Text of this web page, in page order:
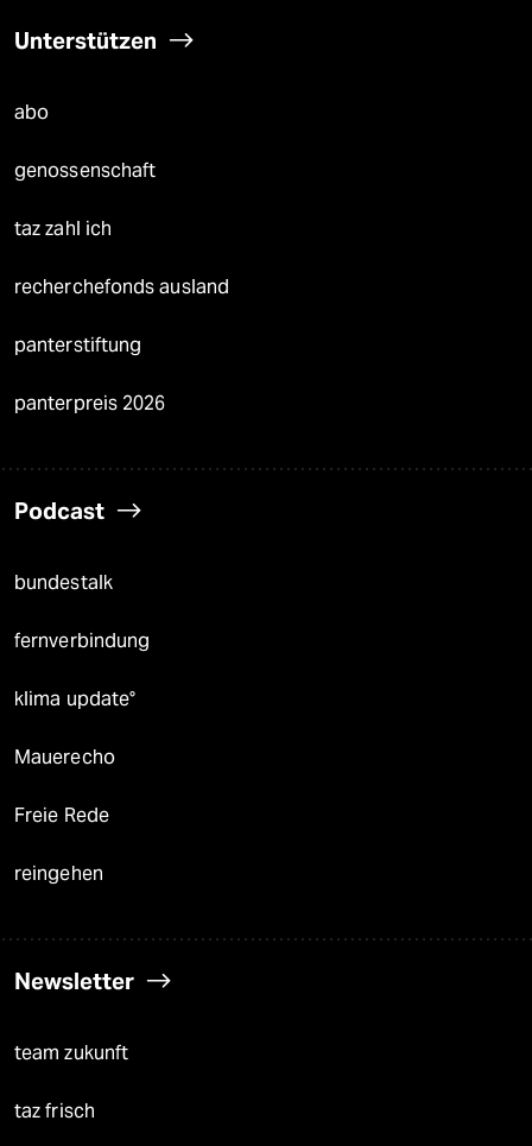
Unterstützen
abo
genossenschaft
taz zahl ich
recherchefonds ausland
panterstiftung
panterpreis 2026
Podcast
bundestalk
fernverbindung
klima update°
Mauerecho
Freie Rede
reingehen
Newsletter
team zukunft
taz frisch